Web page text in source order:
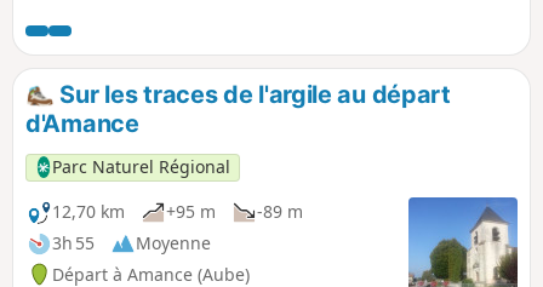
territoire mystérieux, alliance singulière
de l'eau, de la terre et des hommes. En
suivant la vallée de l'Aube vous
traversez de jolies villages au maisons
en mur en pans de Bois. Vous passez
devant le Château de Brienne le
Château pour filez vers la rivière la Voire
dans le département de l'Aube pour
arriver au petit village de Chalette-sur-
Voire.
Sur les traces de l'argile au départ
d'Amance
Parc Naturel Régional
12,70 km
+95 m
-89 m
3h 55
Moyenne
Départ à Amance (Aube)